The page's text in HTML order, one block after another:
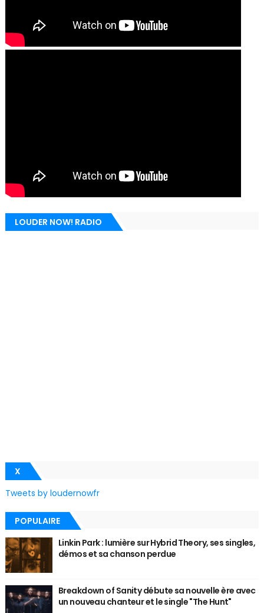
LOUDER NOW! RADIO
X
Tweets by loudernowfr
POPULAIRE
Linkin Park : lumière sur Hybrid Theory, ses singles,
démos et sa chanson perdue
Breakdown of Sanity débute sa nouvelle ère avec
un nouveau chanteur et le single "The Hunt"